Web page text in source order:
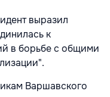
выразил
к
в борьбе с общими
Варшавского